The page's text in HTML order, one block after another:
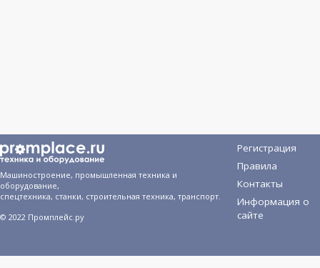
Машиностроение, промышленная техника и
оборудование,
спецтехника, станки, строительная техника, транспорт.
© 2022 Промплейс.ру
Регистрация
Правила
Контакты
Информация о
сайте